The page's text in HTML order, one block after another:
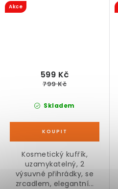
Akce
Skladem
599 Kč
799 Kč
Kosmetický kufřík,
uzamykatelný, 2
výsuvné přihrádky, se
zrcadlem, elegantní...